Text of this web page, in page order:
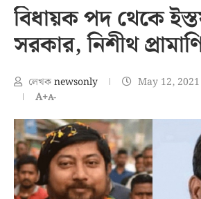
বিধায়ক পদ থেকে
সরকার, নিশীথ
লেখকnewsonly May 12, 2021
A+A-